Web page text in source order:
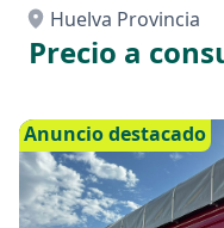
Huelva Provincia
Precio a
Anuncio destacado